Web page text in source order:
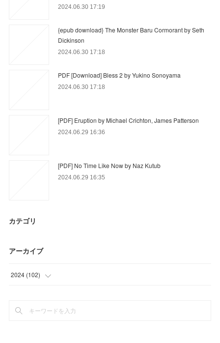
2024.06.30 17:19
{epub download} The Monster Baru Cormorant by Seth
Dickinson
2024.06.30 17:18
PDF [Download] Bless 2 by Yukino Sonoyama
2024.06.30 17:18
[PDF] Eruption by Michael Crichton, James Patterson
2024.06.29 16:36
[PDF] No Time Like Now by Naz Kutub
2024.06.29 16:35
カテゴリ
アーカイブ
2024 (102)
(